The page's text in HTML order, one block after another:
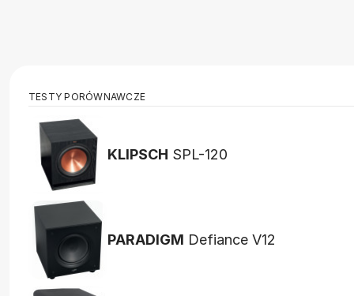
TESTY PORÓWNAWCZE
KLIPSCH SPL-120
PARADIGM Defiance V12